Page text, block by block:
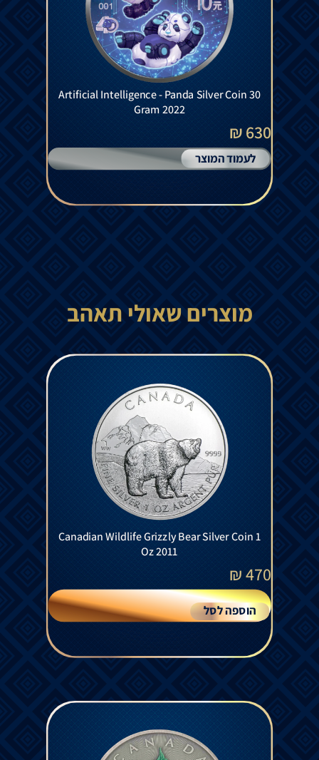
Artificial Intelligence - Panda Silver Coin 30
Gram 2022
630 ₪
לעמוד המוצר
מוצרים שאולי תאהב
Canadian Wildlife Grizzly Bear Silver Coin 1
Oz 2011
470
₪
הוספה לסל